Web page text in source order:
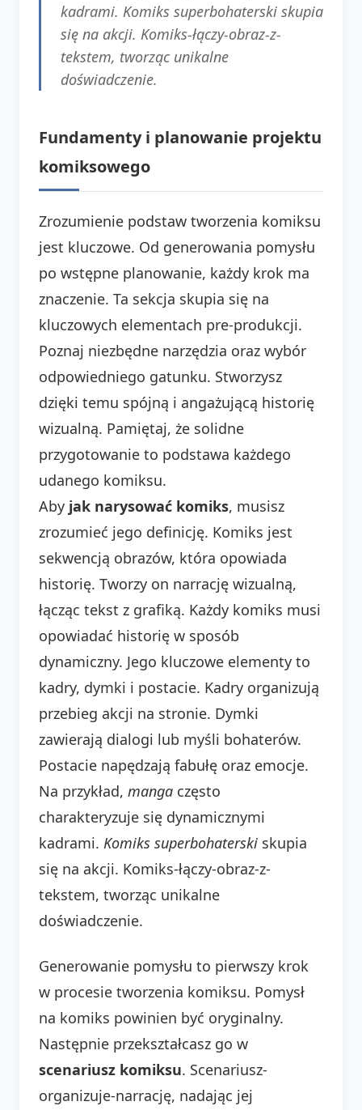
kadrami. Komiks superbohaterski skupia
się na akcji. Komiks-łączy-obraz-z-
tekstem, tworząc unikalne
doświadczenie.
Fundamenty i planowanie projektu
komiksowego
Zrozumienie podstaw tworzenia komiksu
jest kluczowe. Od generowania pomysłu
po wstępne planowanie, każdy krok ma
znaczenie. Ta sekcja skupia się na
kluczowych elementach pre-produkcji.
Poznaj niezbędne narzędzia oraz wybór
odpowiedniego gatunku. Stworzysz
dzięki temu spójną i angażującą historię
wizualną. Pamiętaj, że solidne
przygotowanie to podstawa każdego
udanego komiksu.
Aby jak narysować komiks, musisz
zrozumieć jego definicję. Komiks jest
sekwencją obrazów, która opowiada
historię. Tworzy on narrację wizualną,
łącząc tekst z grafiką. Każdy komiks musi
opowiadać historię w sposób
dynamiczny. Jego kluczowe elementy to
kadry, dymki i postacie. Kadry organizują
przebieg akcji na stronie. Dymki
zawierają dialogi lub myśli bohaterów.
Postacie napędzają fabułę oraz emocje.
Na przykład, manga często
charakteryzuje się dynamicznymi
kadrami. Komiks superbohaterski skupia
się na akcji. Komiks-łączy-obraz-z-
tekstem, tworząc unikalne
doświadczenie.
Generowanie pomysłu to pierwszy krok
w procesie tworzenia komiksu. Pomysł
na komiks powinien być oryginalny.
Następnie przekształcasz go w
scenariusz komiksu. Scenariusz-
organizuje-narrację, nadając jej